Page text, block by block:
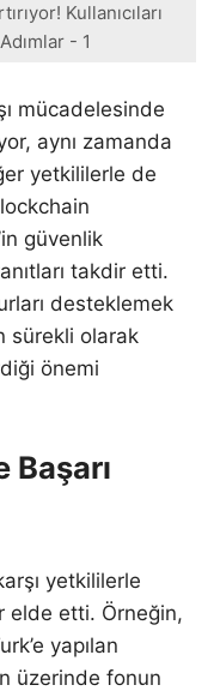
Kullanıcıları
- 1
mücadelesinde
aynı zamanda
yetkililerle de
güvenlik
takdir etti.
desteklemek
sürekli olarak
önemi
yetkililerle
elde etti. Örneğin,
yapılan
üzerinde fonun